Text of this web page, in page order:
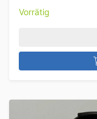
Vorrätig